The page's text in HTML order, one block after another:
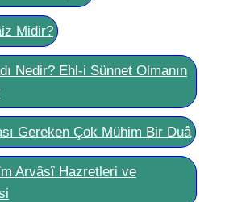
Midir?
Nedir? Ehl-i Sünnet Olmanın
Gereken Çok Mühim Bir Duâ
Arvâsî Hazretleri ve